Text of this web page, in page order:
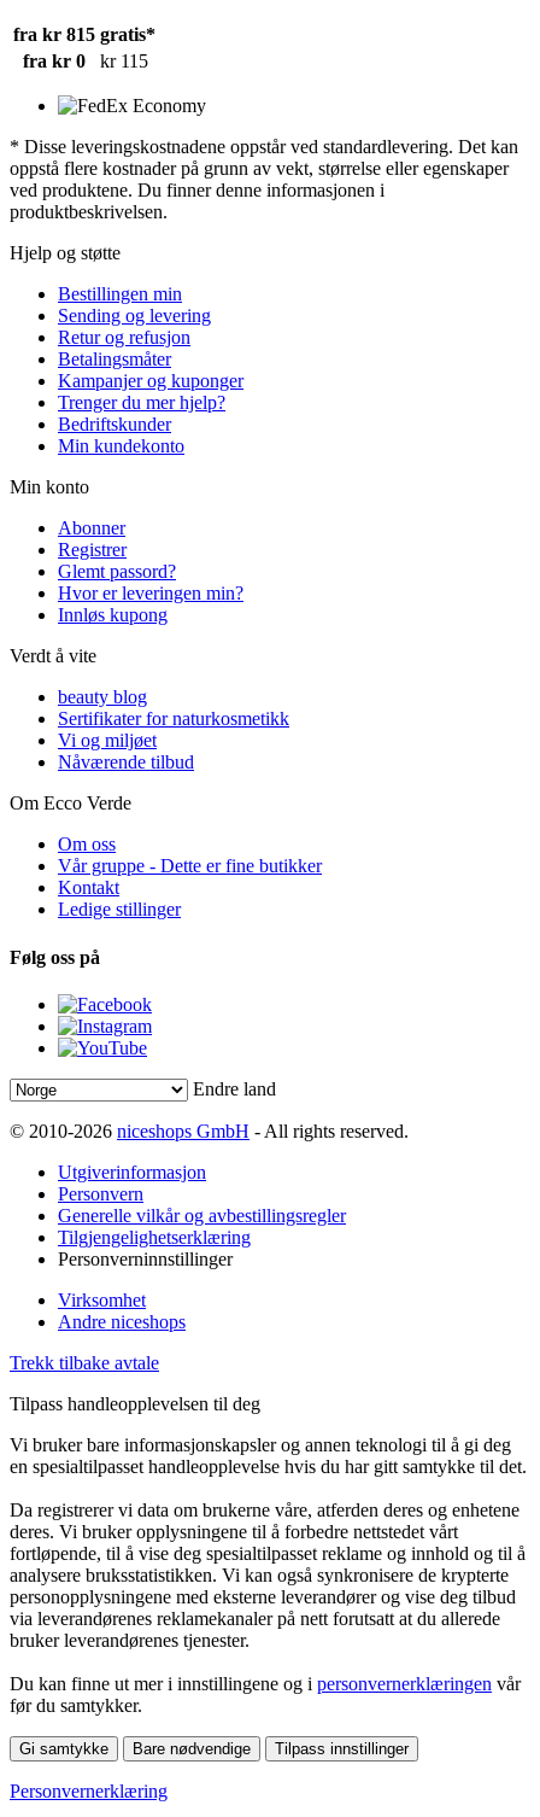
fra kr 815 gratis*
fra kr 0
kr 115
* Disse leveringskostnadene oppstår ved standardlevering. Det kan
oppstå flere kostnader på grunn av vekt, størrelse eller egenskaper
ved produktene. Du finner denne informasjonen i
produktbeskrivelsen.
Hjelp og støtte
Bestillingen min
Sending og levering
Retur og refusjon
Betalingsmåter
Kampanjer og kuponger
Trenger du mer hjelp?
Bedriftskunder
Min kundekonto
Min konto
Abonner
Registrer
Glemt passord?
Hvor er leveringen min?
Innløs kupong
Verdt å vite
beauty blog
Sertifikater for naturkosmetikk
Vi og miljøet
Nåværende tilbud
Om Ecco Verde
Om oss
Vår gruppe - Dette er fine butikker
Kontakt
Ledige stillinger
Følg oss på
Endre land
© 2010-2026 niceshops GmbH - All rights reserved.
Utgiverinformasjon
Personvern
Generelle vilkår og avbestillingsregler
Tilgjengelighetserklæring
Personverninnstillinger
Virksomhet
Andre niceshops
Trekk tilbake avtale
Tilpass handleopplevelsen til deg
Vi bruker bare informasjonskapsler og annen teknologi til å gi deg
en spesialtilpasset handleopplevelse hvis du har gitt samtykke til det.
Da registrerer vi data om brukerne våre, atferden deres og enhetene
deres. Vi bruker opplysningene til å forbedre nettstedet vårt
fortløpende, til å vise deg spesialtilpasset reklame og innhold og til å
analysere bruksstatistikken. Vi kan også synkronisere de krypterte
personopplysningene med eksterne leverandører og vise deg tilbud
via leverandørenes reklamekanaler på nett forutsatt at du allerede
bruker leverandørenes tjenester.
Du kan finne ut mer i innstillingene og i personvernerklæringen vår
før du samtykker.
Gi samtykke Bare nødvendige Tilpass innstillinger
Personvernerklæring